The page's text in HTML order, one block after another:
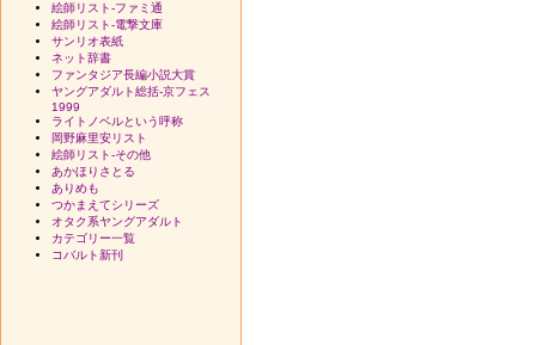
絵師リスト-ファミ通
絵師リスト-電撃文庫
サンリオ表紙
ネット辞書
ファンタジア長編小説大賞
ヤングアダルト総括-京フェス
1999
ライトノベルという呼称
岡野麻里安リスト
絵師リスト-その他
あかほりさとる
ありめも
つかまえてシリーズ
オタク系ヤングアダルト
カテゴリー一覧
コバルト新刊